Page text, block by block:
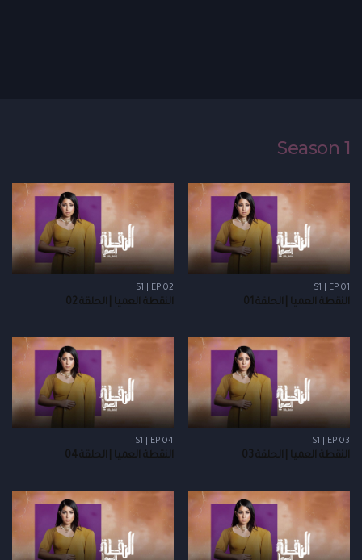
Season 1
S1 | EP 01
النقطة العميا | الحلقة 01
S1 | EP 02
النقطة العميا | الحلقة 02
S1 | EP 03
النقطة العميا | الحلقة 03
S1 | EP 04
النقطة العميا | الحلقة 04